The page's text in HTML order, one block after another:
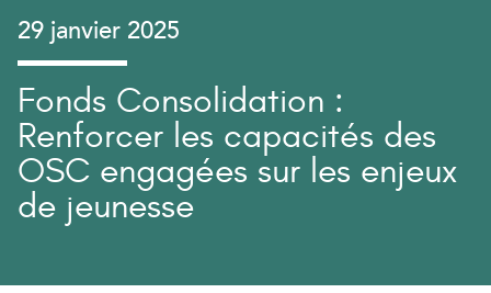
29 janvier 2025
Fonds Consolidation :
Renforcer les capacités des
OSC engagées sur les enjeux
de jeunesse